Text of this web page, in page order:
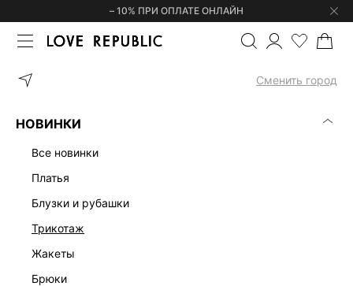
– 10% ПРИ ОПЛАТЕ ОНЛАЙН
Сменить город
НОВИНКИ
все новинки
платья
блузки и рубашки
трикотаж
жакеты
брюки
ГЛАВНАЯ ПРЯМЫЕ ДЖИНСЫ